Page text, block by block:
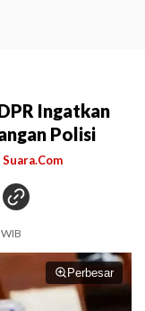
Ingatkan
Polisi
Suara.Com
Perbesar